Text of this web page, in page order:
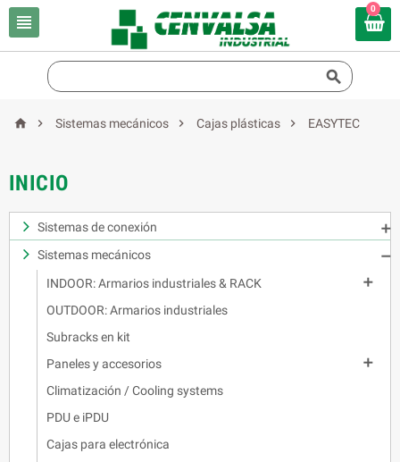

0

  Sistemas mecánicos  Cajas plásticas  EASYTEC
INICIO
Sistemas de conexión

Sistemas mecánicos

INDOOR: Armarios industriales & RACK

OUTDOOR: Armarios industriales
Subracks en kit
Paneles y accesorios

Climatización / Cooling systems
PDU e iPDU
Cajas para electrónica